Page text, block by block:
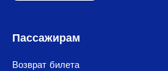
Пассажирам
Возврат билета